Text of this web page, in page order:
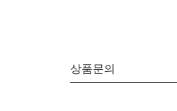
상품문의